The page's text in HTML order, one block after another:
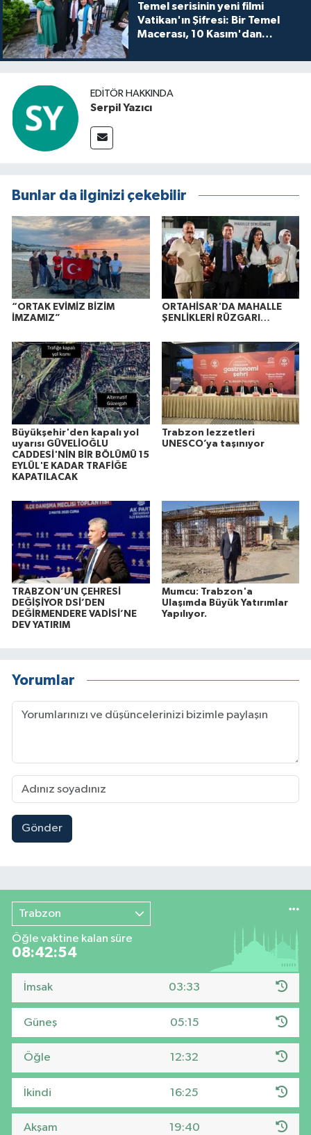
Temel serisinin yeni filmi
Vatikan'ın Şifresi: Bir Temel
Macerası, 10 Kasım'dan
buluşuyo
EDITÖR HAKKINDA
Serpil Yazıcı
Bunlar da ilginizi çekebilir
“ORTAK EVİMİZ BİZİM
İMZAMIZ”
ORTAHİSAR'DA MAHALLE
ŞENLİKLERİ RÜZGARI…
Büyükşehir'den kapalı yol
uyarısı GÜVELİOĞLU
CADDESİ'NİN BİR BÖLÜMÜ 15
EYLÜL'E KADAR TRAFİĞE
KAPATILACAK
Trabzon lezzetleri
UNESCO’ya taşınıyor
TRABZON’UN ÇEHRESİ
DEĞİŞİYOR DSİ’DEN
DEĞİRMENDERE VADİSİ’NE
DEV YATIRIM
Mumcu: Trabzon'a
Ulaşımda Büyük Yatırımlar
Yapılıyor.
Yorumlar
Gönder
Trabzon
Öğle vaktine kalan süre
08:42:54
İmsak 03:33
Güneş 05:15
Öğle 12:32
İkindi 16:25
Akşam 19:40